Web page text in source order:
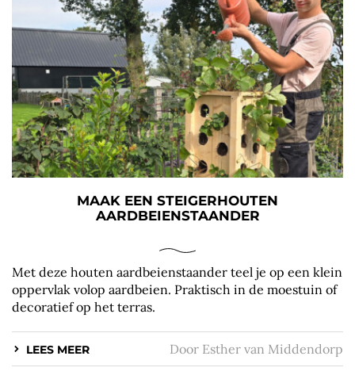
MAAK EEN STEIGERHOUTEN
AARDBEIENSTAANDER
Met deze houten aardbeienstaander teel je op een klein
oppervlak volop aardbeien. Praktisch in de moestuin of
decoratief op het terras.
LEES MEER Door Esther van Middendorp